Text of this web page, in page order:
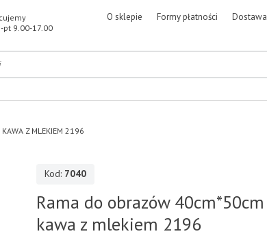
pt 9.00-17.00
O sklepie Formy płatności Dostawa
Z MLEKIEM 2196
Kod: 7040
Rama do obrazów 40cm*50cm
kawa z mlekiem 2196